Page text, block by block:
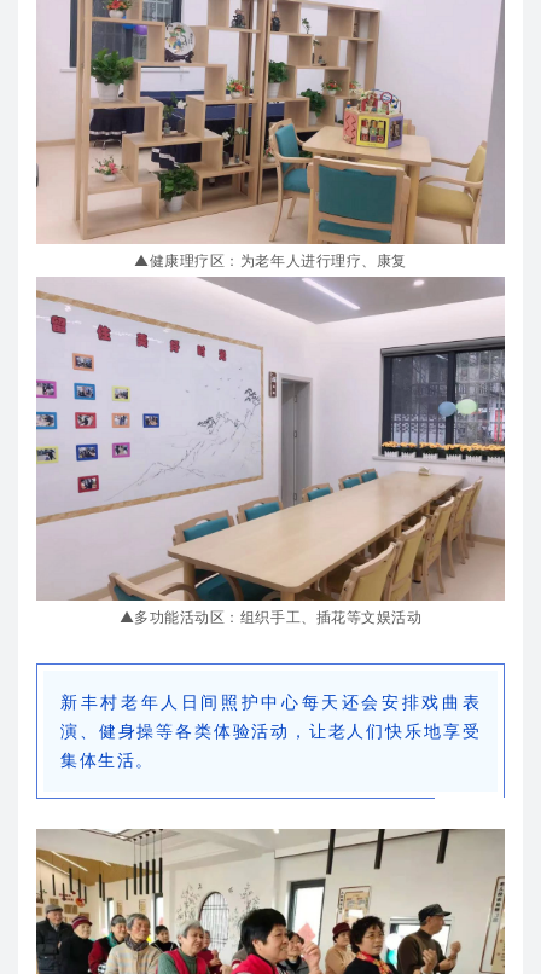
▲健康理疗区：为老年人进行理疗、康复
▲多功能活动区：组织手工、插花等文娱活动
新丰村老年人日间照护中心每天还会安排戏曲表
演、健身操等各类体验活动，让老人们快乐地享受
集体生活。